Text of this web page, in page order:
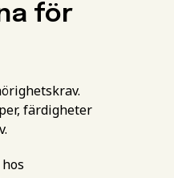
för
färdigheter